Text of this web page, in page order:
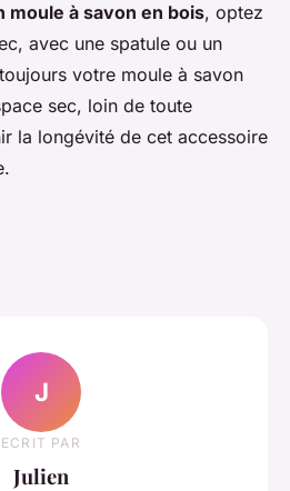
moule à savon en bois, optez
avec une spatule ou un
votre moule à savon
sec, loin de toute
la longévité de cet accessoire
J
ECRIT PAR
Julien